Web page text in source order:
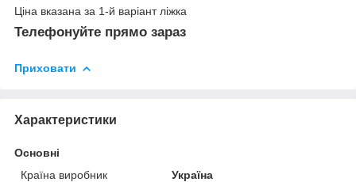
Ціна вказана за 1-й варіант ліжка
Телефонуйте прямо зараз
Приховати
Характеристики
Основні
Країна виробник
Україна